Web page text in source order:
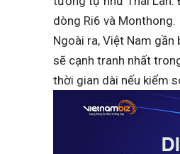
dòng Ri6 và Monthong.
Ngoài ra, Việt Nam gần
sẽ cạnh tranh nhất
thời gian dài nếu kiểm